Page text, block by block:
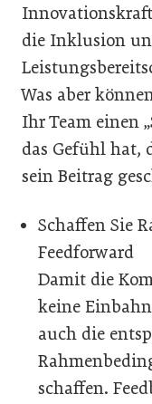
die Inklusion
Was aber
Ihr Team einen
das Gefühl hat,
sein Beitrag
Schaffen Sie
Feedforward
Damit die
keine
auch die
schaffen.